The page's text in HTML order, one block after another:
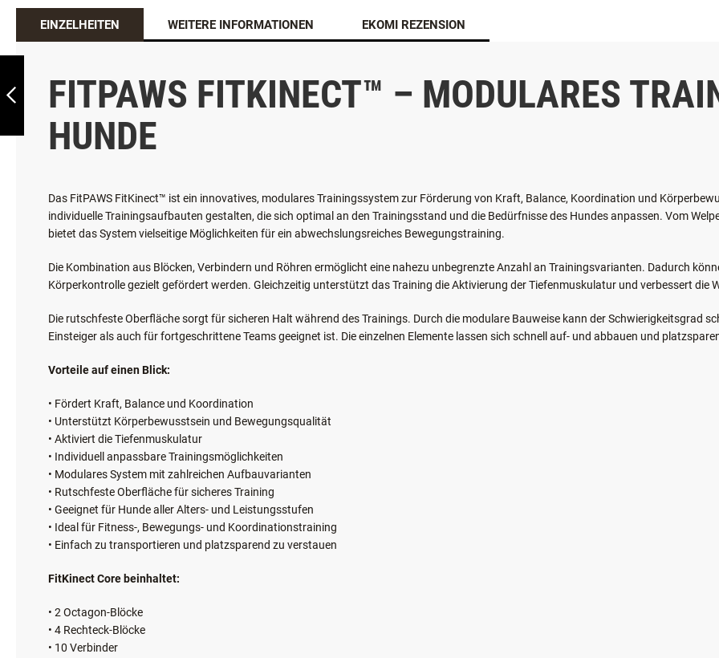
ZURÜCK
EINZELHEITEN
FITPAWS FITKINECT™ – MODULARES
HUNDE
Das FitPAWS FitKinect™ ist ein innovatives, modulares Trainingssystem zur Förderung von Kraft, Balance, Koordination und
individuelle Trainingsaufbauten gestalten, die sich optimal an den Trainingsstand und die Bedürfnisse des Hundes anpassen. Vom
bietet das System vielseitige Möglichkeiten für ein abwechslungsreiches Bewegungstraining.
Die Kombination aus Blöcken, Verbindern und Röhren ermöglicht eine nahezu unbegrenzte Anzahl an Trainingsvarianten. Dadurch
Körperkontrolle gezielt gefördert werden. Gleichzeitig unterstützt das Training die Aktivierung der Tiefenmuskulatur und verbessert die
Die rutschfeste Oberfläche sorgt für sicheren Halt während des Trainings. Durch die modulare Bauweise kann der Schwierigkeitsgrad
Einsteiger als auch für fortgeschrittene Teams geeignet ist. Die einzelnen Elemente lassen sich schnell auf- und abbauen und
Vorteile auf einen Blick:
• Fördert Kraft, Balance und Koordination
• Unterstützt Körperbewusstsein und Bewegungsqualität
• Aktiviert die Tiefenmuskulatur
• Individuell anpassbare Trainingsmöglichkeiten
• Modulares System mit zahlreichen Aufbauvarianten
• Rutschfeste Oberfläche für sicheres Training
• Geeignet für Hunde aller Alters- und Leistungsstufen
• Ideal für Fitness-, Bewegungs- und Koordinationstraining
• Einfach zu transportieren und platzsparend zu verstauen
FitKinect Core beinhaltet:
• 2 Octagon-Blöcke
• 4 Rechteck-Blöcke
• 10 Verbinder
WEITERE INFORMATIONEN EKOMI REZENSION